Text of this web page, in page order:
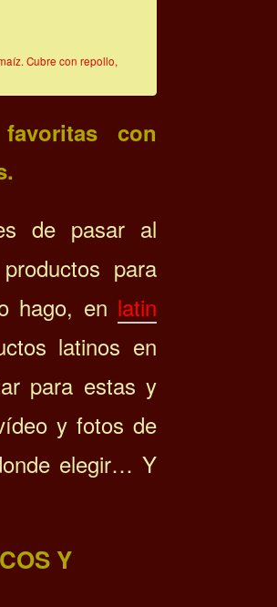
Cubre con repollo,
con
de pasar al
para
hago, en latin
latinos en
para estas y
y fotos de
elegir… Y
Y